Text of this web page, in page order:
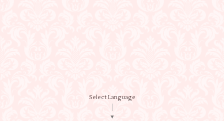
Select Language
▼